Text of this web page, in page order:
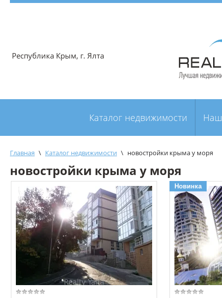
Республика Крым, г. Ялта
Каталог недвижимости
Главная \ Каталог недвижимости \ новостройки крыма у моря
новостройки крыма у моря
Новинка